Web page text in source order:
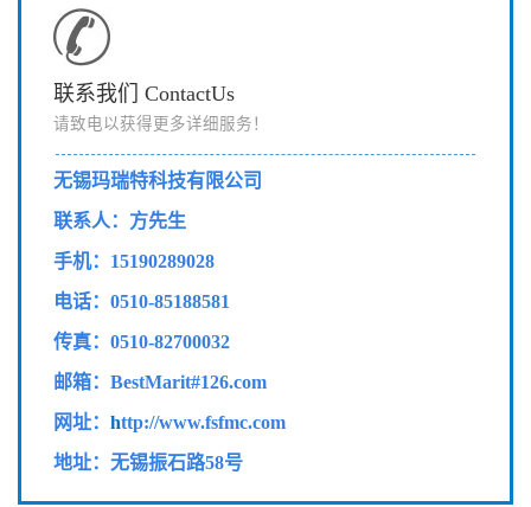
联系我们 ContactUs
请致电以获得更多详细服务！
无锡玛瑞特科技有限公司
联系人：方先生
手机：15190289028
电话：0510-85188581
传真： 0510-82700032
邮箱：BestMarit#126.com
网址： http://www.fsfmc.com
地址：无锡振石路58号